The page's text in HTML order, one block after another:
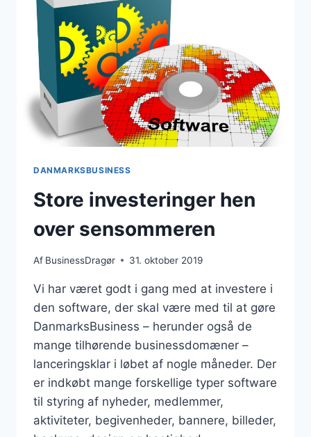
SERVER
DANMARKSBUSINESS
Store investeringer hen
over sensommeren
Af BusinessDragør 31. oktober 2019
Vi har været godt i gang med at investere i
den software, der skal være med til at gøre
DanmarksBusiness – herunder også de
mange tilhørende businessdomæner –
lanceringsklar i løbet af nogle måneder. Der
er indkøbt mange forskellige typer software
til styring af nyheder, medlemmer,
aktiviteter, begivenheder, bannere, billeder,